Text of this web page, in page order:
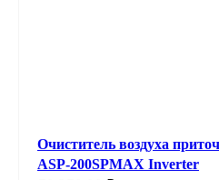
Очиститель воздуха
ASP-200SPMAX Inverter